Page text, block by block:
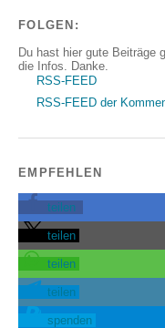
FOLGEN:
Du hast hier gute Beiträge
die Infos. Danke.
RSS-FEED
RSS-FEED der
EMPFEHLEN
teilen
teilen
teilen
teilen
spenden